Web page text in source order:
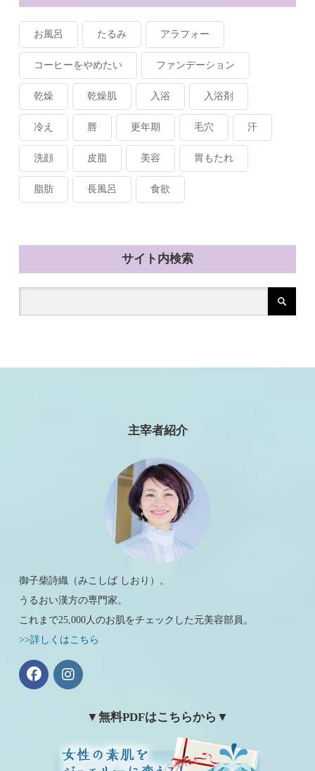
お風呂 たるみ アラフォー
コーヒーをやめたい ファンデーション
乾燥 乾燥肌 入浴 入浴剤
冷え 唇 更年期 毛穴 汗
洗顔 皮脂 美容 胃もたれ
脂肪 長風呂 食欲
サイト内検索
主宰者紹介
御子柴詩織（みこしば しおり）。
うるおい漢方の専門家。
これまで25,000人のお肌をチェックした元美容部員。
>>詳しくはこちら
▼無料PDFはこちらから▼
女性の素